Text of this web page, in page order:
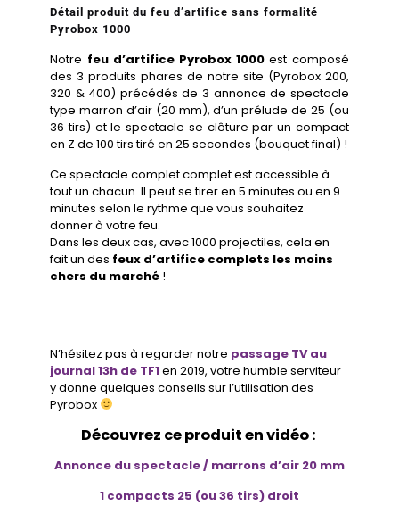
Détail produit du feu d’artifice sans formalité
Pyrobox 1000
Notre feu d’artifice Pyrobox 1000 est composé
des 3 produits phares de notre site (Pyrobox 200,
320 & 400) précédés de 3 annonce de spectacle
type marron d’air (20 mm), d’un prélude de 25 (ou
36 tirs) et le spectacle se clôture par un compact
en Z de 100 tirs tiré en 25 secondes (bouquet final) !
Ce spectacle complet complet est accessible à
tout un chacun. Il peut se tirer en 5 minutes ou en 9
minutes selon le rythme que vous souhaitez
donner à votre feu.
Dans les deux cas, avec 1000 projectiles, cela en
fait un des feux d’artifice complets les moins
chers du marché !
N’hésitez pas à regarder notre passage TV au
journal 13h de TF1en 2019, votre humble serviteur
y donne quelques conseils sur l’utilisation des
Pyrobox
Découvrez ce produit en vidéo :
Annonce du spectacle / marrons d’air 20 mm
1 compacts 25 (ou 36 tirs) droit